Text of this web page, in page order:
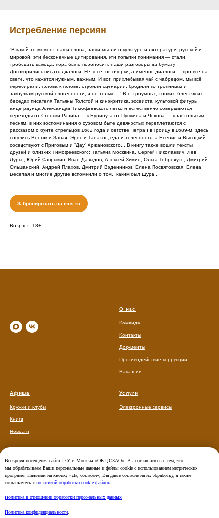
Истребление персиян
”В какой-то момент наши слова, наши мысли о культуре и литературе, русской и
мировой, эти бесконечные цитирования, эти попытки понимания — стали
требовать выхода; пора было переносить наши разговоры на бумагу.
Договорились писать диалоги. Не эссе, не очерки, а именно диалоги — про всё на
свете, что кажется нужным, важным. И вот, прихлебывая чай с чабрецом, мы всё
перебирали, голова к голове, строили сценарии, бродили по тропинкам и
закоулкам русской словесности, и не только…” В остроумных, тонких, блестящих
беседах писателя Татьяны Толстой и кинокритика, эссеиста, культовой фигуры
андеграунда Александра Тимофеевского легко и естественно совершаются
переходы от Стеньки Разина — к Бунину, а от Пушкина и Чехова — к застольным
песням, в них воспоминания о суровом быте девяностых переплетаются с
рассказом о бунте стрельцов 1682 года и бегстве Петра I в Троицу в 1689-м, здесь
сошлись Восток и Запад, Эрос и Танатос, еда и телесность, а Есенин и Высоцкий
соседствуют с Приговым и “Дау” Хржановского... В книгу также вошли тексты
друзей и близких Тимофеевского: Татьяна Москвина, Сергей Николаевич, Лев
Лурье, Юрий Сапрыкин, Иван Давыдов, Алексей Зимин, Ольга Тобрелутс, Дмитрий
Ольшанский, Андрей Плахов, Дмитрий Воденников, Елена Посвятовская, Елена
Веселая и многие другие вспомнили о том, “каким был Шура”.
Забронировать на mos.ru
Возраст: 18+
Во время посещения сайта ГБУ г. Москвы «ОКЦ СЗАО», Вы соглашаетесь с тем, что
мы обрабатываем Ваши персональные данные и файлы cookie с использованием метрических
программ. Нажимая на кнопку «Да, согласен», Вы даете согласие на их обработку, а также
соглашаетесь с политикой обработки cookie файлов.
Политика в отношении обработки персональных данных
Политика конфиденциальности.
О нас
Команда
Контакты
Документы
Противодействие коррупции
Вакансии
Афиша
Кружки и клубы
Книги
Новости
Услуги
Электронные сервисы